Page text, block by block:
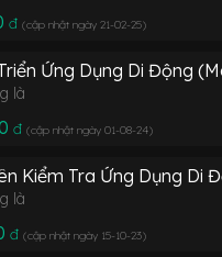
đ (cập nhật ngày 21-02-25)
Ứng Dụng Di Động
là
đ (cập nhật ngày 01-08-24)
Kiểm Tra Ứng Dụng Di
là
đ (cập nhật ngày 15-10-23)